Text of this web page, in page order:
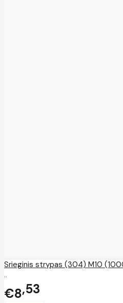
Srieginis strypas (304) M10
..
€8 53